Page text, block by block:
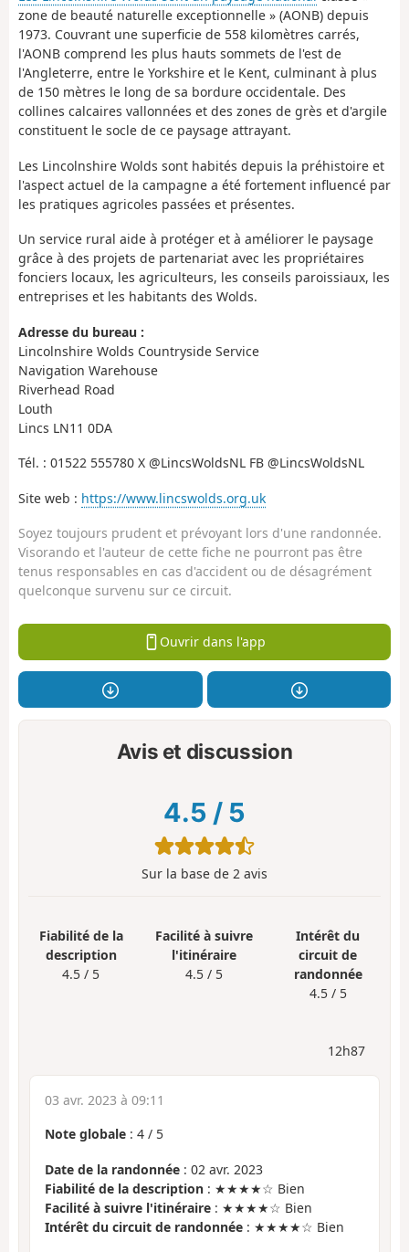
zone de beauté naturelle exceptionnelle » (AONB) depuis
1973. Couvrant une superficie de 558 kilomètres carrés,
l'AONB comprend les plus hauts sommets de l'est de
l'Angleterre, entre le Yorkshire et le Kent, culminant à plus
de 150 mètres le long de sa bordure occidentale. Des
collines calcaires vallonnées et des zones de grès et d'argile
constituent le socle de ce paysage attrayant.
Les Lincolnshire Wolds sont habités depuis la préhistoire et
l'aspect actuel de la campagne a été fortement influencé par
les pratiques agricoles passées et présentes.
Un service rural aide à protéger et à améliorer le paysage
grâce à des projets de partenariat avec les propriétaires
fonciers locaux, les agriculteurs, les conseils paroissiaux, les
entreprises et les habitants des Wolds.
Adresse du bureau :
Lincolnshire Wolds Countryside Service
Navigation Warehouse
Riverhead Road
Louth
Lincs LN11 0DA
Tél. : 01522 555780 X @LincsWoldsNL FB @LincsWoldsNL
Site web : https://www.lincswolds.org.uk
Soyez toujours prudent et prévoyant lors d'une randonnée.
Visorando et l'auteur de cette fiche ne pourront pas être
tenus responsables en cas d'accident ou de désagrément
quelconque survenu sur ce circuit.
Ouvrir dans l'app
Avis et discussion
4.5 / 5
Sur la base de 2 avis
Fiabilité de la
description
4.5 / 5
Facilité à suivre
l'itinéraire
4.5 / 5
Intérêt du
circuit de
randonnée
4.5 / 5
12h87
03 avr. 2023 à 09:11
Note globale : 4 / 5
Date de la randonnée : 02 avr. 2023
Fiabilité de la description : ★★★★☆ Bien
Facilité à suivre l'itinéraire : ★★★★☆ Bien
Intérêt du circuit de randonnée : ★★★★☆ Bien